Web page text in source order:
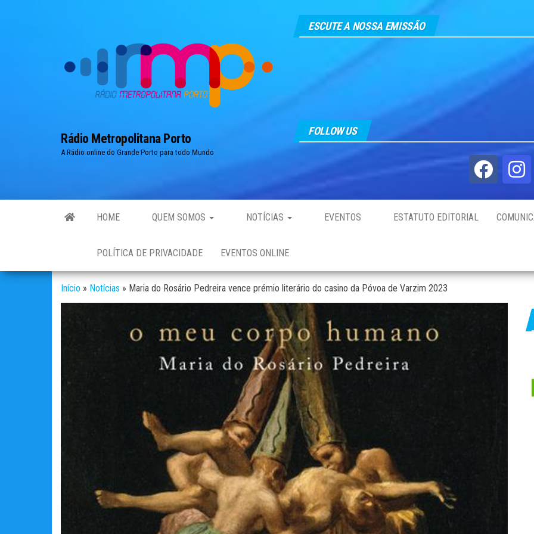
Rádio Metropolitana Porto
A Rádio online do Grande Porto para todo Mundo
ESCUTE A NOSSA EMISSÃO
FOLLOW US
HOME QUEM SOMOS NOTÍCIAS EVENTOS ESTATUTO EDITORIAL
POLÍTICA DE PRIVACIDADE EVENTOS ONLINE
Início » Notícias » Maria do Rosário Pedreira vence prémio literário do casino da Póvoa de Varzim 2023